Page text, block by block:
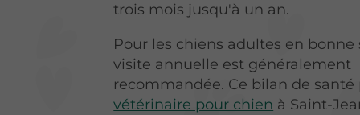
trois mois jusqu'à un an.
Pour les chiens adultes en bonne
visite annuelle est généralement
recommandée. Ce bilan de santé
vétérinaire pour chien à Saint-